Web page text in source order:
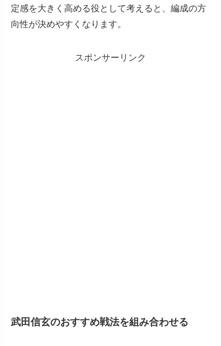
定感を大きく高める役として考えると、編成の方
向性が決めやすくなります。
スポンサーリンク
武田信玄のおすすめ戦法を組み合わせる